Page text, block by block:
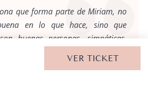
que forma parte de Miriam, no
en lo que hace, sino que
buenas personas, simpáticas,
VER TICKET